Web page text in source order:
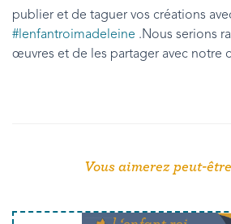
publier et de taguer vos créations
#lenfantroimadeleine .Nous serions
œuvres et de les partager avec notre
Vous aimerez peut-